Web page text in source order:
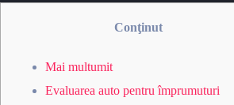
Conţinut
Mai multumit
Evaluarea auto pentru împrumuturi